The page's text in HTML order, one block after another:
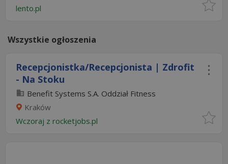
lento.pl
Wszystkie ogłoszenia
Recepcjonistka/Recepcjonista | Zdrofit
- Na Stoku
Benefit Systems S.A. Oddział Fitness
Kraków
Wczoraj z rocketjobs.pl